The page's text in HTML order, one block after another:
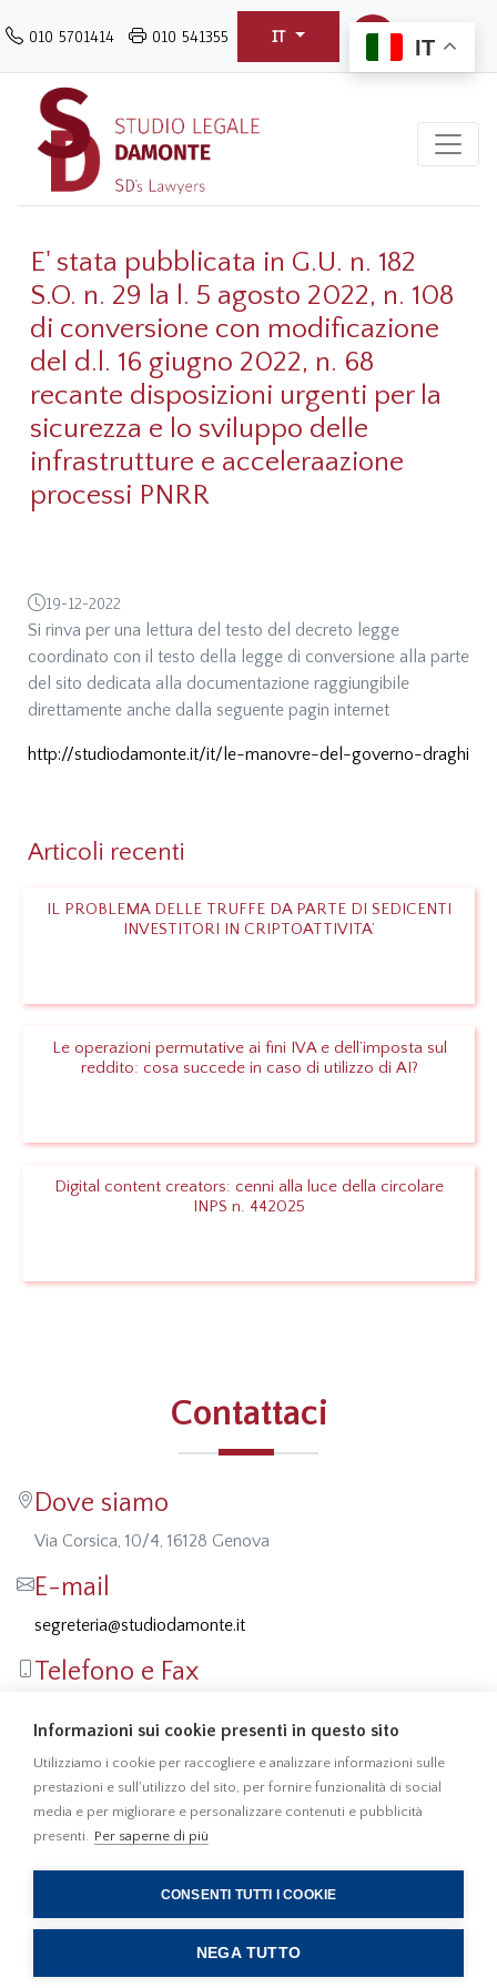
al
contenuto
principale
010 5701414 010 541355 IT IT
E' stata pubblicata in G.U. n. 182
S.O. n. 29 la l. 5 agosto 2022, n. 108
di conversione con modificazione
del d.l. 16 giugno 2022, n. 68
recante disposizioni urgenti per la
sicurezza e lo sviluppo delle
infrastrutture e acceleraazione
processi PNRR
19-12-2022
Si rinva per una lettura del testo del decreto legge
coordinato con il testo della legge di conversione alla parte
del sito dedicata alla documentazione raggiungibile
direttamente anche dalla seguente pagin internet
http://studiodamonte.it/it/le-manovre-del-governo-draghi
Articoli recenti
IL PROBLEMA DELLE TRUFFE DA PARTE DI SEDICENTI
INVESTITORI IN CRIPTOATTIVITA’
Le operazioni permutative ai fini IVA e dell’imposta sul
reddito: cosa succede in caso di utilizzo di AI?
Digital content creators: cenni alla luce della circolare
INPS n. 442025
Contattaci
Dove siamo
Via Corsica, 10/4, 16128 Genova
E-mail
segreteria@studiodamonte.it
Telefono e Fax
Fax: 010 541355
010 5701414 010 541355
Privacy
Cookies © 2022
Studio Damonte. All rights reserved.
Informazioni sui cookie presenti in questo sito
Utilizziamo i cookie per raccogliere e analizzare informazioni sulle
prestazioni e sull'utilizzo del sito, per fornire funzionalità di social
media e per migliorare e personalizzare contenuti e pubblicità
presenti. Per saperne di più
CONSENTI TUTTI I COOKIE
NEGA TUTTO